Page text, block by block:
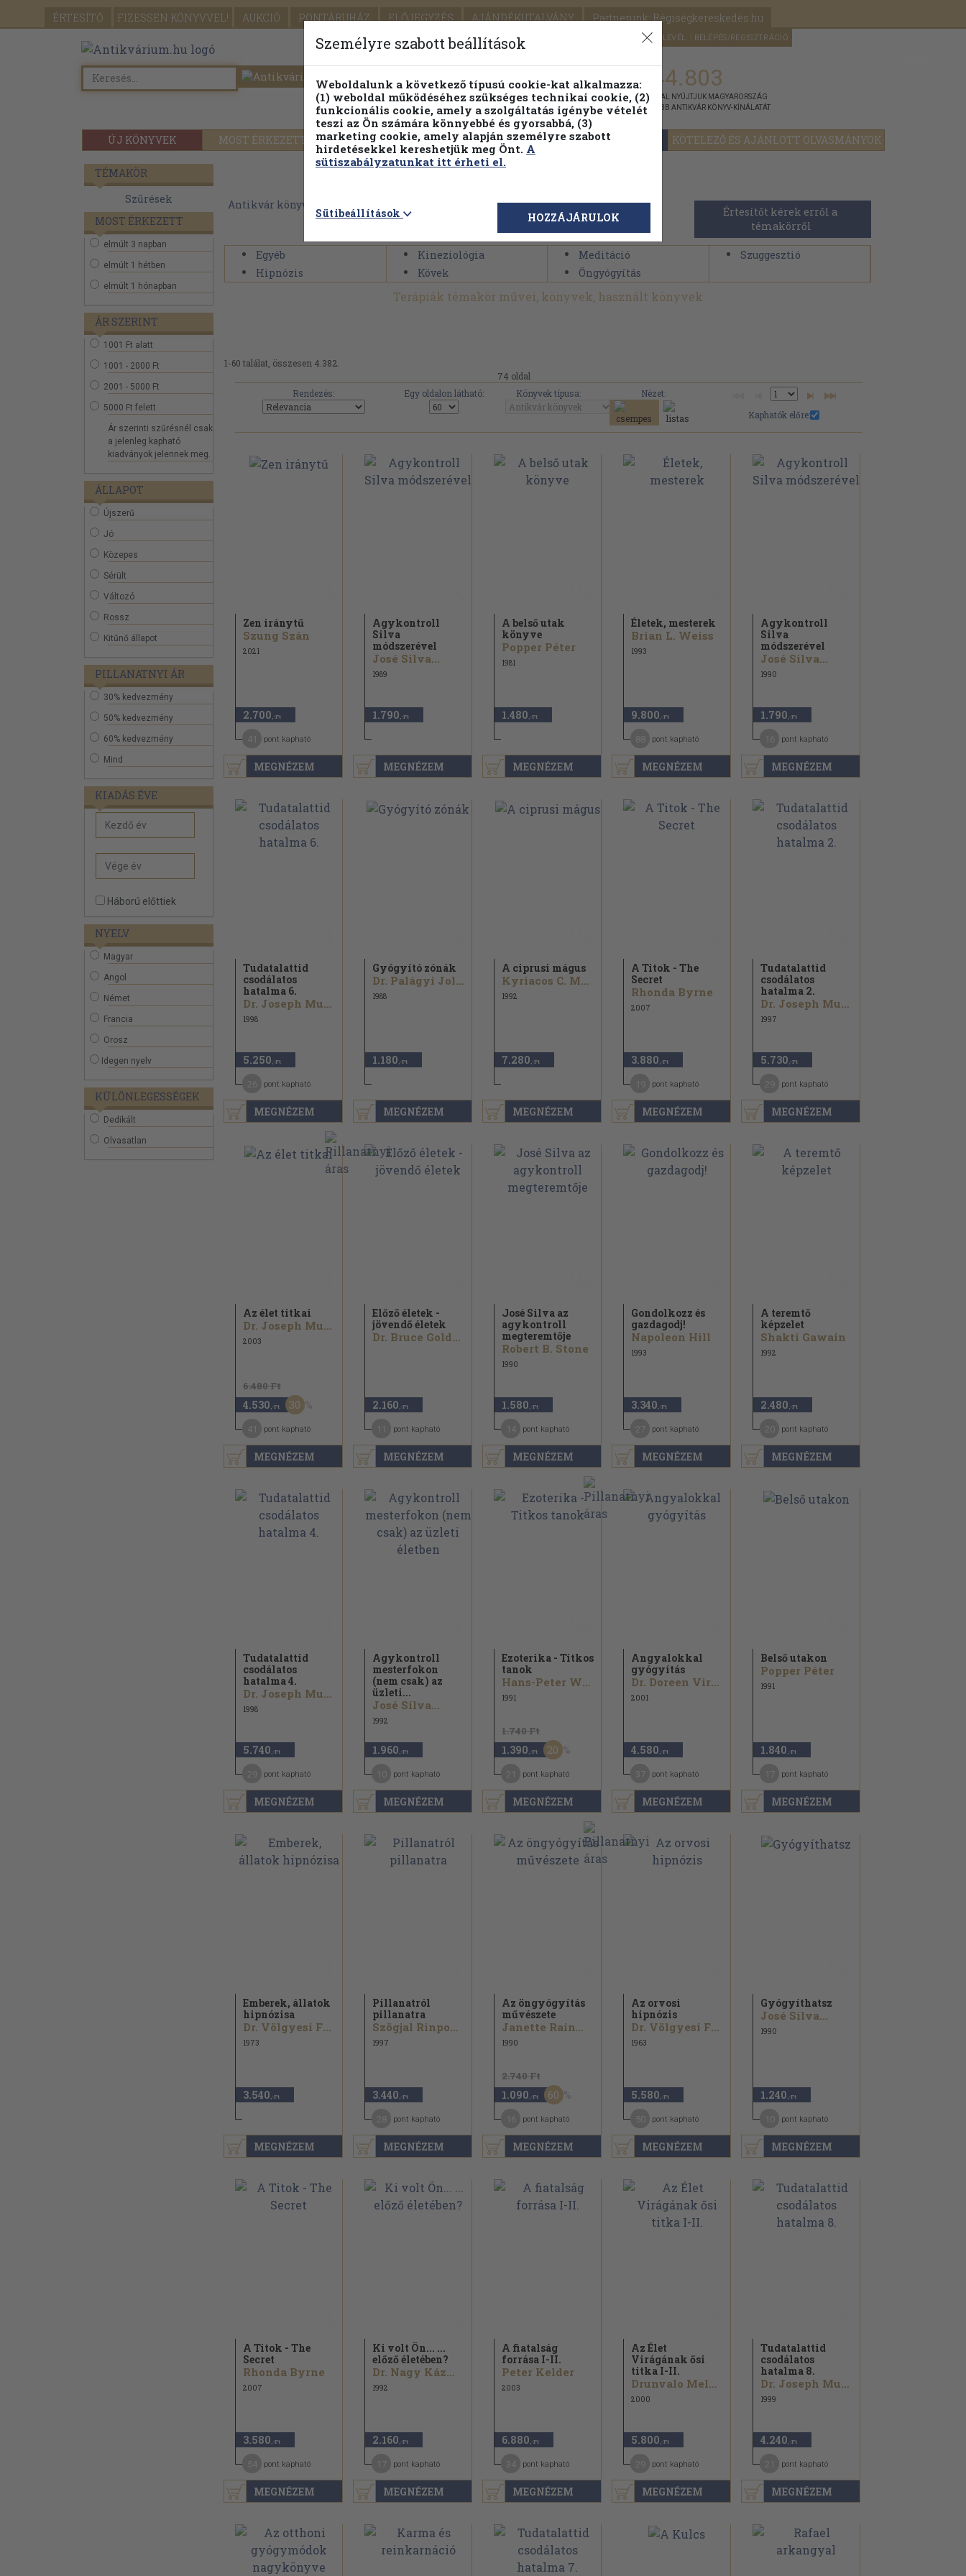
ÉRTESÍTŐ FIZESSEN KÖNYVVEL! AUKCIÓ PONTÁRUHÁZ ELŐJEGYZÉS AJÁNDÉKUTALVÁNY Partnerünk: Régiségkereskedés.hu
SEGÍTSÉG HÍRLEVÉL BELÉPÉS/REGISZTRÁCIÓ
ÚJ KÖNYVEK MOST ÉRKEZETT PILLANATNYI ÁRAINK FENNTARTHATÓ OLVASMÁNYOK KÖTELEZŐ ÉS AJÁNLOTT OLVASMÁNYOK
Részletes kereső Témaköri fa 1.144.803
KIADVÁNNYAL NYÚJTJUK MAGYARORSZÁG
LEGNAGYOBB ANTIKVÁR KÖNYV-KÍNÁLATÁT
TÉMAKÖR
Szűrések
MOST ÉRKEZETT
elmúlt 3 napban
elmúlt 1 hétben
elmúlt 1 hónapban
ÁR SZERINT
1001 Ft alatt
1001 - 2000 Ft
2001 - 5000 Ft
5000 Ft felett
Ár szerinti szűrésnél csak
a jelenleg kapható
kiadványok jelennek meg.
ÁLLAPOT
Újszerű
Jó
Közepes
Sérült
Változó
Rossz
Kitűnő állapot
PILLANATNYI ÁR
30% kedvezmény
50% kedvezmény
60% kedvezmény
Mind
KIADÁS ÉVE
Háború előttiek
NYELV
Magyar
Angol
Német
Francia
Orosz
Idegen nyelv
KÜLÖNLEGESSÉGEK
Dedikált
Olvasatlan
Antikvár könyvek
Értesítőt kérek erről a
témakörről
Egyéb
Hipnózis
Kineziológia
Kövek
Meditáció
Öngyógyítás
Szuggesztió
Terápiák témakör művei, könyvek, használt könyvek
1-60 találat, összesen 4.382.
74 oldal
Rendezés:
Egy oldalon látható: Könyvek típusa:
Nézet:
Kaphatók előre:
MEGNÉZEM
Zen iránytű
Szung Szán
2021
2.700 ,-Ft
pont kapható
MEGNÉZEM
Agykontroll
Silva
módszerével
José Silva...
1989
1.790 ,-Ft
MEGNÉZEM
A belső utak
könyve
Popper Péter
1981
1.480 ,-Ft
MEGNÉZEM
Életek, mesterek
Brian L. Weiss
1993
9.800 ,-Ft
pont kapható
MEGNÉZEM
Agykontroll
Silva
módszerével
José Silva...
1990
1.790 ,-Ft
pont kapható
MEGNÉZEM
Tudatalattid
csodálatos
hatalma 6.
Dr. Joseph Murphy
1998
5.250 ,-Ft
pont kapható
MEGNÉZEM
Gyógyító zónák
Dr. Palágyi Jolanda
1988
1.180 ,-Ft
MEGNÉZEM
A ciprusi mágus
Kyriacos C. Markides
1992
7.280 ,-Ft
MEGNÉZEM
A Titok - The
Secret
Rhonda Byrne
2007
3.880 ,-Ft
pont kapható
MEGNÉZEM
Tudatalattid
csodálatos
hatalma 2.
Dr. Joseph Murphy
1997
5.730 ,-Ft
pont kapható
MEGNÉZEM
Az élet titkai
Dr. Joseph Murphy
2003
6.480 Ft
4.530 ,-Ft 30
pont kapható
MEGNÉZEM
Előző életek -
jövendő életek
Dr. Bruce Goldberg
2.160 ,-Ft
pont kapható
MEGNÉZEM
José Silva az
agykontroll
megteremtője
Robert B. Stone
1990
1.580 ,-Ft
pont kapható
MEGNÉZEM
Gondolkozz és
gazdagodj!
Napoleon Hill
1993
3.340 ,-Ft
pont kapható
MEGNÉZEM
A teremtő
képzelet
Shakti Gawain
1992
2.480 ,-Ft
pont kapható
MEGNÉZEM
Tudatalattid
csodálatos
hatalma 4.
Dr. Joseph Murphy
1998
5.740 ,-Ft
pont kapható
MEGNÉZEM
Agykontroll
mesterfokon
(nem csak) az
üzleti...
José Silva...
1992
1.960 ,-Ft
pont kapható
MEGNÉZEM
Ezoterika - Titkos
tanok
Hans-Peter Waldrich
1991
1.740 Ft
1.390 ,-Ft 20
pont kapható
MEGNÉZEM
Angyalokkal
gyógyítás
Dr. Doreen Virtue
2001
4.580 ,-Ft
pont kapható
MEGNÉZEM
Belső utakon
Popper Péter
1991
1.840 ,-Ft
pont kapható
MEGNÉZEM
Emberek, állatok
hipnózisa
Dr. Völgyesi Ferenc
1973
3.540 ,-Ft
MEGNÉZEM
Pillanatról
pillanatra
Szögjal Rinpocse
1997
3.440 ,-Ft
pont kapható
MEGNÉZEM
Az öngyógyítás
művészete
Janette Rainwater
1990
2.740 Ft
1.090 ,-Ft 60
pont kapható
MEGNÉZEM
Az orvosi
hipnózis
Dr. Völgyesi Ferenc
1963
5.580 ,-Ft
pont kapható
MEGNÉZEM
Gyógyíthatsz
José Silva...
1990
1.240 ,-Ft
pont kapható
MEGNÉZEM
A Titok - The
Secret
Rhonda Byrne
2007
3.580 ,-Ft
pont kapható
MEGNÉZEM
Ki volt Ön... ...
előző életében?
Dr. Nagy Kázmér
1992
2.160 ,-Ft
pont kapható
MEGNÉZEM
A fiatalság
forrása I-II.
Peter Kelder
2003
6.880 ,-Ft
pont kapható
MEGNÉZEM
Az Élet
Virágának ősi
titka I-II.
Drunvalo Melchizedek
2000
5.800 ,-Ft
pont kapható
MEGNÉZEM
Tudatalattid
csodálatos
hatalma 8.
Dr. Joseph Murphy
1999
4.240 ,-Ft
pont kapható
Személyre szabott beállítások
Weboldalunk a következő típusú cookie-kat alkalmazza:
(1) weboldal működéséhez szükséges technikai cookie, (2)
funkcionális cookie, amely a szolgáltatás igénybe vételét
teszi az Ön számára könnyebbé és gyorsabbá, (3)
marketing cookie, amely alapján személyre szabott
hirdetésekkel kereshetjük meg Önt. A
sütiszabályzatunkat itt érheti el.
Sütibeállítások HOZZÁJÁRULOK